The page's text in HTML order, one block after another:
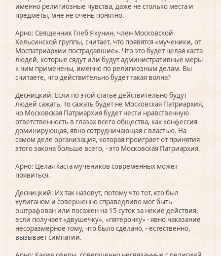
именно религиозные чувства, даже не столько места и
предметы, мне не очень понятно.
Арно: Священник Глеб Якунин, член Московской
Хельсинской группы, считает, что появятся «мученики, от
Моспатриархии пострадавшие». Что это будет целая каста
людей, которые сядут или будут административные меры
к ним применены, именно по религиозным делам. Вы
считаете, что действительно будет такая волна?
Десницкий: Если по этой статье действительно будут
людей сажать, то сажать будет не Московская Патриархия,
но Московская Патриархия будет нести нравственную
ответственность в глазах всего общества, как конфессия
доминирующая, явно сотрудничающая с властью. На
самом деле организация, которая проиграет от принятия
этого закона больше всего, - это Московская Патриархия.
Арно: Целая каста мучеников современных может
появиться.
Десницкий: Их так назовут, потому что тот, кто был
хулиганом и совершенно справедливо мог быть
оштрафован или посажен на 15 суток за некие действия,
если получает «двушечку», «пятерочку» - явно наказание
несоразмерное тому, что было сделано, - естественно,
вызывает симпатии.